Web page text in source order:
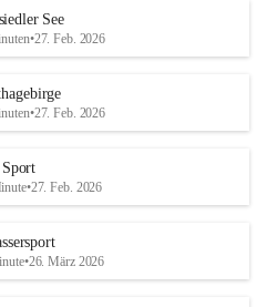
r
S
See
•27. Feb. 2026
•27. Feb. 2026
Sport
•27. Feb. 2026
•26. März 2026